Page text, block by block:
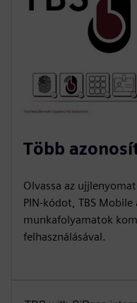
Több
Olvassa az
PIN-kódot, TBS
munkafolyamatok
felhasználásával.